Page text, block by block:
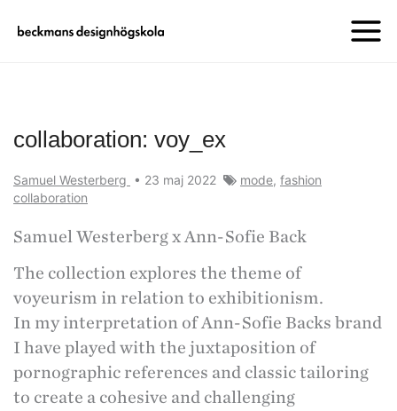
collaboration: voy_ex
Samuel Westerberg • 23 maj 2022 mode, fashion
collaboration
Samuel Westerberg x Ann-Sofie Back
The collection explores the theme of
voyeurism in relation to exhibitionism.
In my interpretation of Ann-Sofie Backs brand
I have played with the juxtaposition of
pornographic references and classic tailoring
to create a cohesive and challenging